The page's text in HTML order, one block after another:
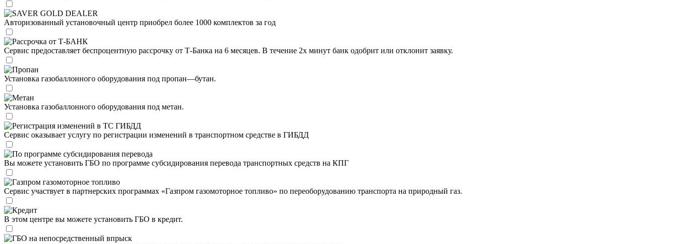
SAVER GOLD DEALER
Авторизованный установочный центр приобрел более 1000 комплектов за год
Рассрочка от Т-БАНК
Сервис предоставляет беспроцентную рассрочку от Т-Банка на 6 месяцев. В течение 2х минут банк одобрит или отклонит заявку.
Пропан
Установка газобаллонного оборудования под пропан—бутан.
Метан
Установка газобаллонного оборудования под метан.
Регистрация изменений в ТС ГИБДД
Сервис оказывает услугу по регистрации изменений в транспортном средстве в ГИБДД
По программе субсидирования перевода
Вы можете установить ГБО по программе субсидирования перевода транспортных средств на КПГ
Газпром газомоторное топливо
Сервис участвует в партнерских программах «Газпром газомоторное топливо» по переоборудованию транспорта на природный газ.
Кредит
В этом центре вы можете установить ГБО в кредит.
ГБО на непосредственный впрыск